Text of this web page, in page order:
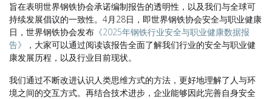
旨在表明世界钢铁协会承诺编制报告的透明性，以及我们与全球可
持续发展倡议的一致性。4月28日，即世界钢铁协会安全与职业健康
日，世界钢铁协会发布 《2025年钢铁行业安全与职业健康数据报
告》
，大家可以通过阅读该报告全面了解我们行业的安全与职业健
康发展历程，以及行业目前现状。
我们通过不断改进认识人类思维方式的方法，更好地理解了人与环
境之间的交互方式。再结合技术进步，企业能够因此完善自身安全